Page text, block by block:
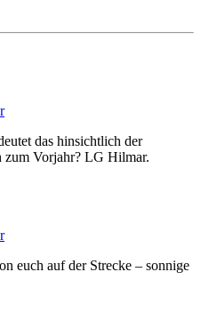
das hinsichtlich der
zum Vorjahr? LG Hilmar.
euch auf der Strecke – sonnige